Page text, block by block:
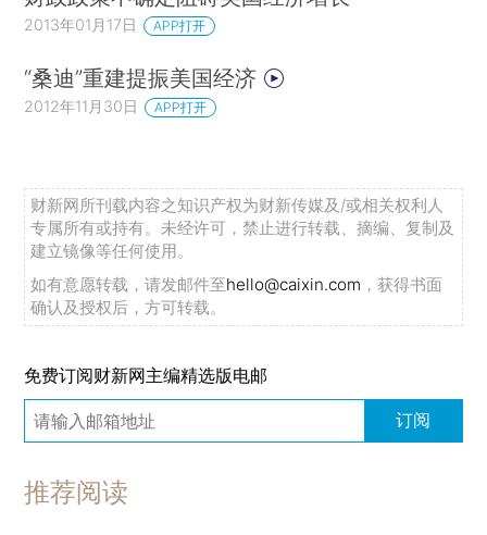
2013年01月17日 APP打开
“桑迪”重建提振美国经济
2012年11月30日 APP打开
财新网所刊载内容之知识产权为财新传媒及/或相关权利人
专属所有或持有。未经许可，禁止进行转载、摘编、复制及
建立镜像等任何使用。
如有意愿转载，请发邮件至hello@caixin.com ，获得书面
确认及授权后，方可转载。
免费订阅财新网主编精选版电邮
订阅
推荐阅读